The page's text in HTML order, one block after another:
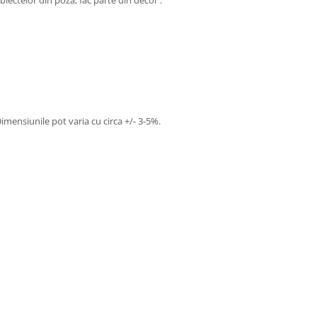
pot varia cu circa +/- 3-5%.